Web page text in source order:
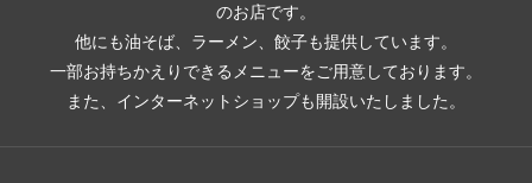
のお店です。
他にも油そば、ラーメン、餃子も提供しています。
一部お持ちかえりできるメニューをご用意しております。
また、インターネットショップも開設いたしました。